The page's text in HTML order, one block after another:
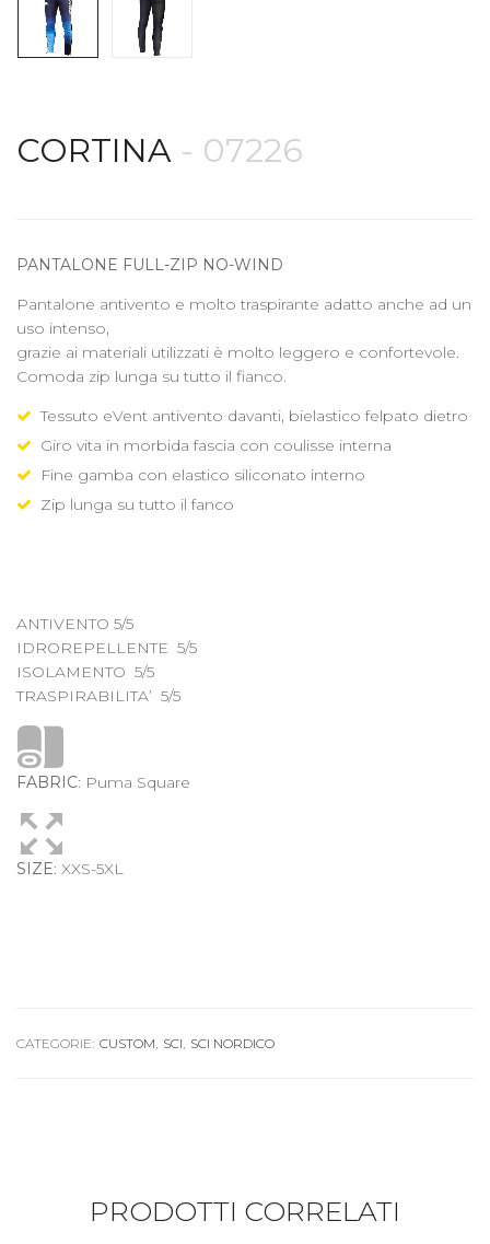
CORTINA - 07226
PANTALONE FULL-ZIP NO-WIND
Pantalone antivento e molto traspirante adatto anche ad un
uso intenso,
grazie ai materiali utilizzati è molto leggero e confortevole.
Comoda zip lunga su tutto il fianco.
Tessuto eVent antivento davanti, bielastico felpato dietro
Giro vita in morbida fascia con coulisse interna
Fine gamba con elastico siliconato interno
Zip lunga su tutto il fanco
ANTIVENTO 5/5
IDROREPELLENTE 5/5
ISOLAMENTO 5/5
TRASPIRABILITA’ 5/5
FABRIC: Puma Square
SIZE: XXS-5XL
CATEGORIE: CUSTOM, SCI, SCI NORDICO
PRODOTTI CORRELATI